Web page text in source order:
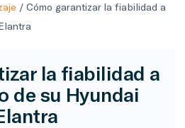
/ Cómo garantizar la fiabilidad a
la fiabilidad a
de su Hyundai